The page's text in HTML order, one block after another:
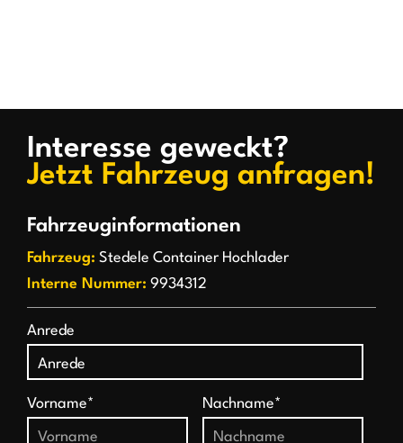
Interesse geweckt?
Jetzt Fahrzeug anfragen!
Fahrzeuginformationen
Fahrzeug: Stedele Container Hochlader
Interne Nummer: 9934312
Anrede
Vorname* Nachname*